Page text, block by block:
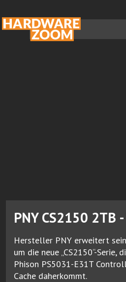
PNY CS2150 2TB
Hersteller PNY erweitert
um die neue „CS2150“-
Phison PS5031-E31T
Cache daherkommt.